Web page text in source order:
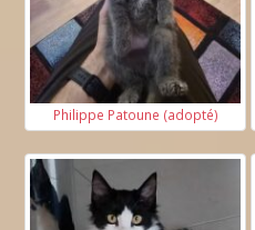
Philippe Patoune (adopté)